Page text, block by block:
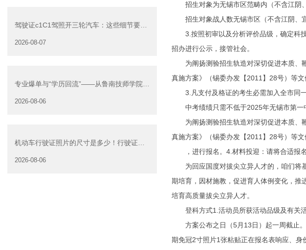
驾驶证c1C1驾照开三轮汽车：这些细节要注
2026-08-07
专业爆单与“学历回流”——从鲁南技师学院透
2026-08-06
机动车行驶证照片的尺寸是多少！行驶证照
2026-08-06
招生对象为无锡市区范畴内（不含江阴、
招生对象战人数无锡市区（不含江阴、宜
3.按照初审以及分析评价品级，确定科技
招办进行公示，接管社会。
为阐扬测验招生轨造对深切促进本质、鞭
真施方案》（锡委办发【2011】28号）等
3.凡支付及格证的考生必需加入全市同一
中考绩绩只需不低于2025年无锡市第一中
为阐扬测验招生轨造对深切促进本质、鞭
真施方案》（锡委办发【2011】28号）等
，进行报名。4.材料投迎：请将合适报名
为回应国度对拔尖立异人才的，咱们将基
期培育，因材施教，促进育人体例变化，推
培育高质量拔尖立异人才。
登科方式1.活动员所获活动品级及有关活
方案公布之日（5月13日）起一周截止。
期免冠2寸照片1张粘贴正在报名表响应、身